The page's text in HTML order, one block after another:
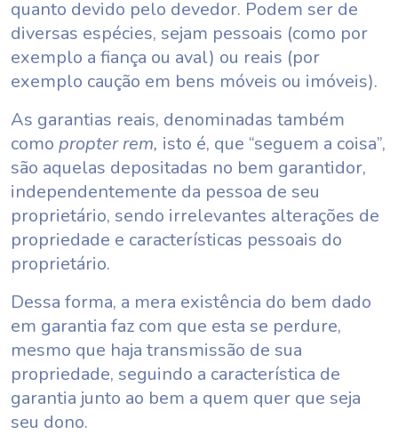
quanto devido pelo devedor. Podem ser de
diversas espécies, sejam pessoais (como por
exemplo a fiança ou aval) ou reais (por
exemplo caução em bens móveis ou imóveis).
As garantias reais, denominadas também
como propter rem, isto é, que “seguem a coisa”,
são aquelas depositadas no bem garantidor,
independentemente da pessoa de seu
proprietário, sendo irrelevantes alterações de
propriedade e características pessoais do
proprietário.
Dessa forma, a mera existência do bem dado
em garantia faz com que esta se perdure,
mesmo que haja transmissão de sua
propriedade, seguindo a característica de
garantia junto ao bem a quem quer que seja
seu dono.